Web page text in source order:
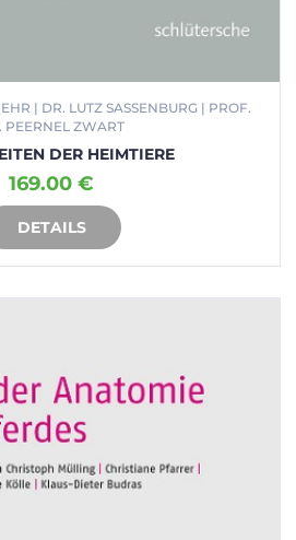
| DR. LUTZ SASSENBURG | PROF.
PEERNEL ZWART
DER HEIMTIERE
169.00 €
DETAILS
WARENKORB